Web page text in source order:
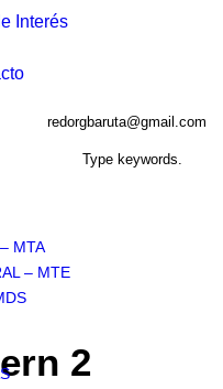
Interés
redorgbaruta@gmail.com
MTA
– MTE
2